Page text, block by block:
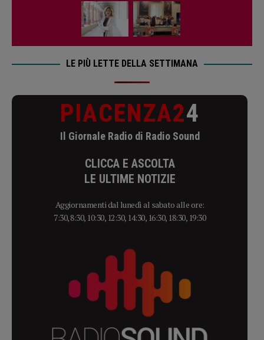
LE PIÙ LETTE DELLA SETTIMANA
PIACENZA24
Il Giornale Radio di Radio Sound
CLICCA E ASCOLTA
LE ULTIME NOTIZIE
Aggiornamenti dal lunedì al sabato alle ore:
7:30, 8:30, 10:30, 12:30, 14:30, 16:30, 18:30, 19:30